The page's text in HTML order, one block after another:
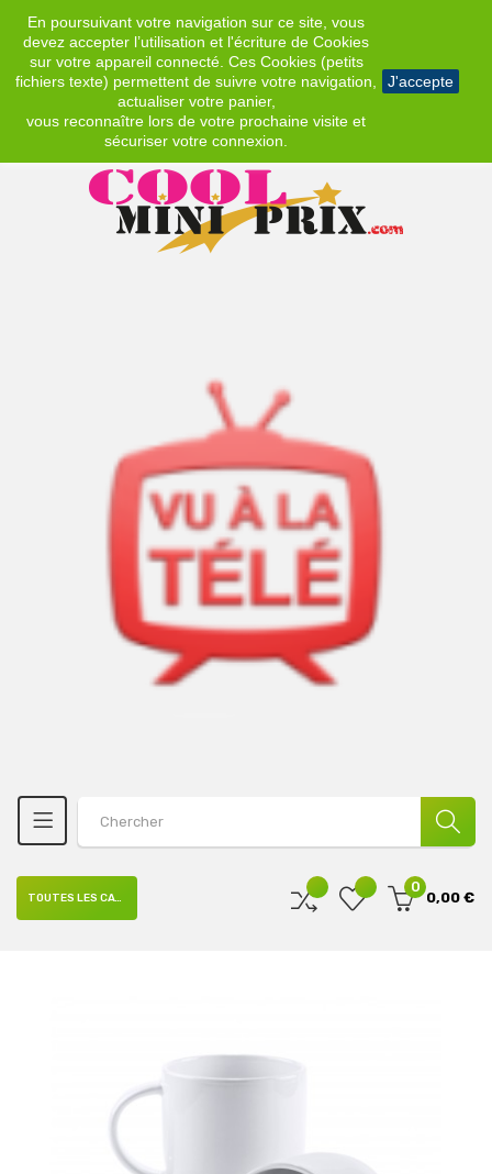
En poursuivant votre navigation sur ce site, vous
devez accepter l’utilisation et l'écriture de Cookies
sur votre appareil connecté. Ces Cookies (petits
fichiers texte) permettent de suivre votre navigation,
actualiser votre panier,
vous reconnaître lors de votre prochaine visite et
sécuriser votre connexion.
J'accepte
EUR
0
0,00 €
TOUTES LES CATÉGORIES